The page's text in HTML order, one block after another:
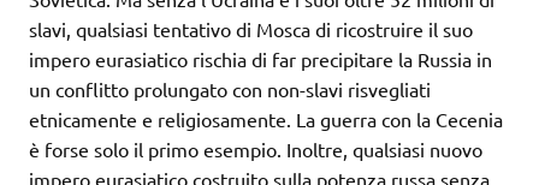
slavi, qualsiasi tentativo di Mosca di ricostruire il suo
impero eurasiatico rischia di far precipitare la Russia in
un conflitto prolungato con non-slavi risvegliati
etnicamente e religiosamente. La guerra con la Cecenia
è forse solo il primo esempio. Inoltre, qualsiasi nuovo
impero eurasiatico costruito sulla potenza russa senza